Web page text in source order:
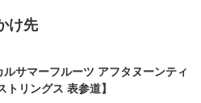
け先
ルサマーフルーツ アフタヌーンティ
トリングス 表参道】